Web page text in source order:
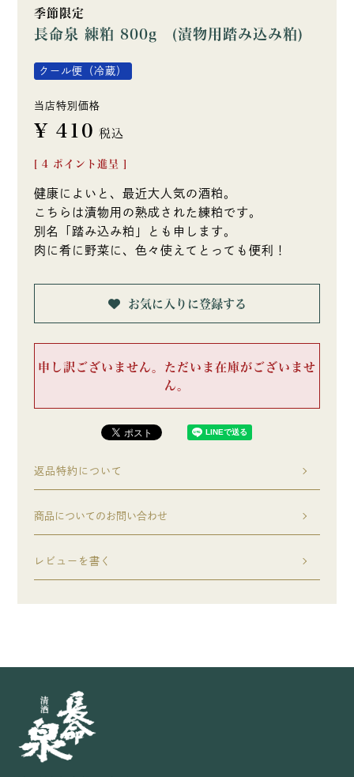
季節限定
長命泉 練粕 800g (漬物用踏み込み粕)
クール便（冷蔵）
当店特別価格
¥ 410 税込
4 ポイント進呈 ]
健康によいと、最近大人気の酒粕。
こちらは漬物用の熟成された練粕です。
別名「踏み込み粕」とも申します。
肉に肴に野菜に、色々使えてとっても便利！
お気に入りに登録する
申し訳ございません。ただいま在庫がございませ
ん。
返品特約について
商品についてのお問い合わせ
レビューを書く